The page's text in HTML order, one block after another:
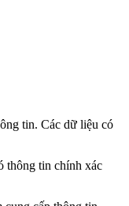
tin. Các dữ liệu có
thông tin chính xác